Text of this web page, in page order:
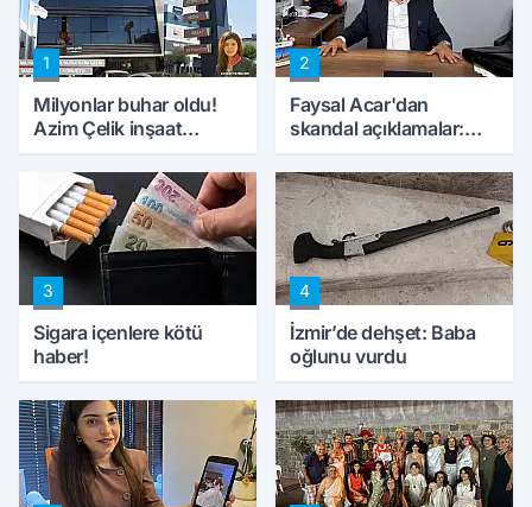
1
Milyonlar buhar oldu!
Azim Çelik inşaat
konuştu
2
Faysal Acar'dan
skandal açıklamalar:
peynircilerimizi de
kıskaca aldı, müdahale
ettik'
3
Sigara içenlere kötü
haber!
4
İzmir’de dehşet: Baba
oğlunu vurdu